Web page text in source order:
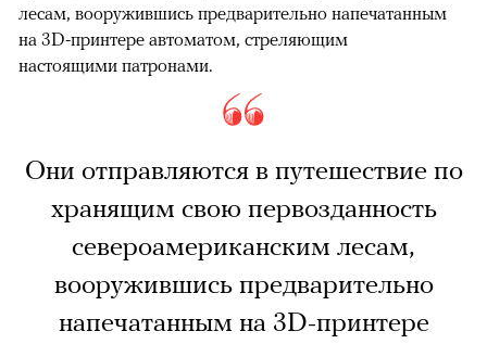
лесам, вооружившись предварительно напечатанным
на 3D-принтере автоматом, стреляющим
настоящими патронами.
Они отправляются в путешествие по
хранящим свою первозданность
североамериканским лесам,
вооружившись предварительно
напечатанным на 3D-принтере